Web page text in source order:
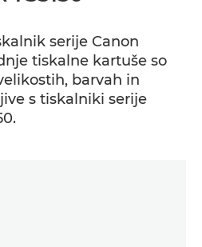
serije Canon
tiskalne kartuše so
barvah in
s tiskalniki serije